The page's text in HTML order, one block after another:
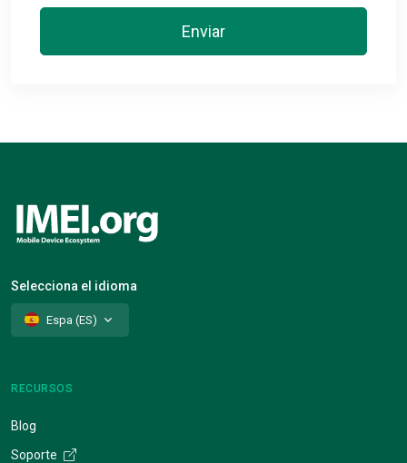
Enviar
Selecciona el idioma
Espa (ES)
RECURSOS
Blog
Soporte